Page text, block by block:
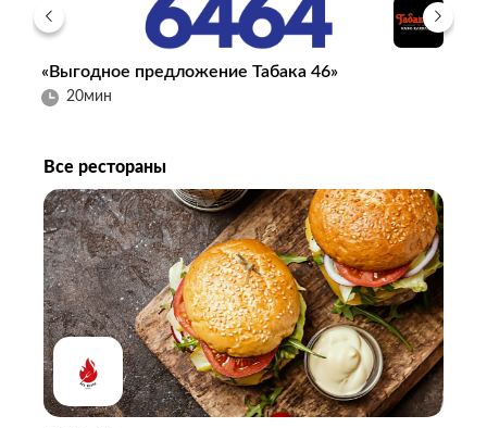
«Выгодное предложение Табака 46»
20мин
Все рестораны